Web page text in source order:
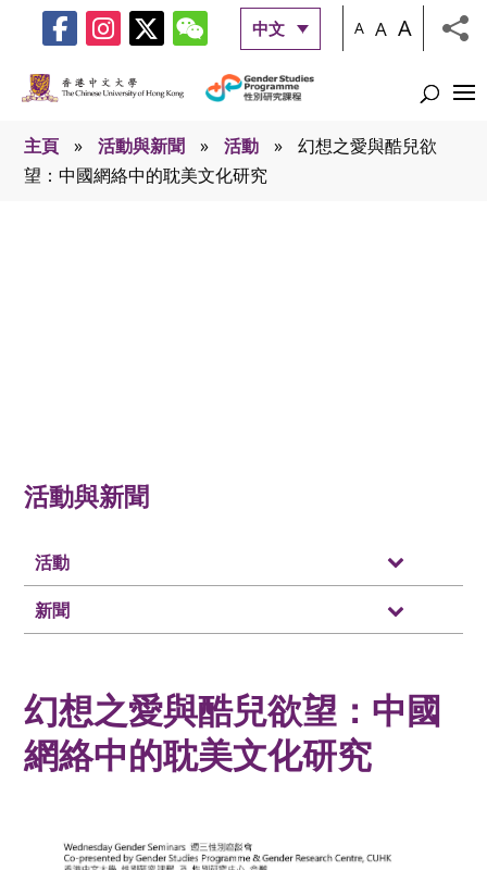
中文 A A A
主頁 » 活動與新聞 » 活動 »
幻想之愛與酷兒欲
望：中國網絡中的耽美文化研究
活動與新聞
活動
新聞
幻想之愛與酷兒欲望：中國
網絡中的耽美文化研究